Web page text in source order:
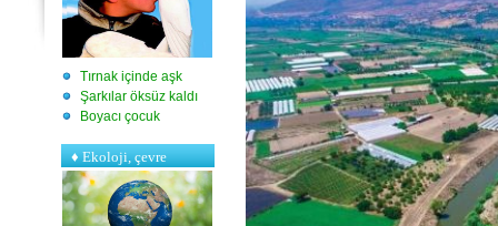
Tırnak içinde aşk
Şarkılar öksüz kaldı
Boyacı çocuk
♦Ekoloji, çevre